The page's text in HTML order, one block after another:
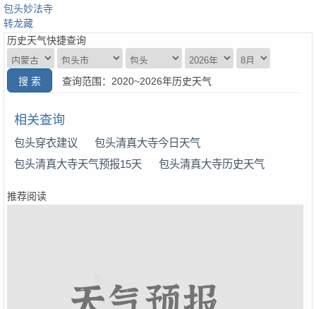
包头妙法寺
转龙藏
历史天气快捷查询
查询范围：2020~2026年历史天气
相关查询
包头穿衣建议
包头清真大寺今日天气
包头清真大寺天气预报15天
包头清真大寺历史天气
推荐阅读